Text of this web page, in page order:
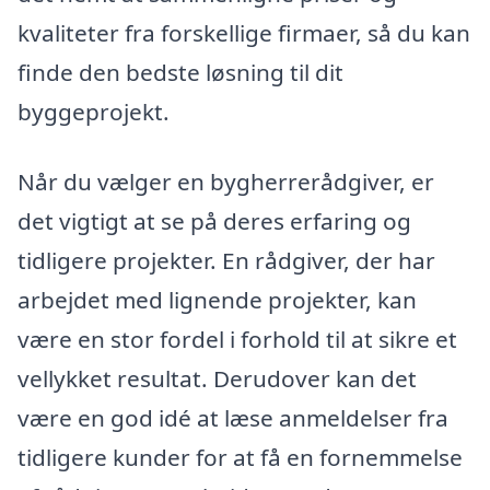
kvaliteter fra forskellige firmaer, så du kan
finde den bedste løsning til dit
byggeprojekt.
Når du vælger en bygherrerådgiver, er
det vigtigt at se på deres erfaring og
tidligere projekter. En rådgiver, der har
arbejdet med lignende projekter, kan
være en stor fordel i forhold til at sikre et
vellykket resultat. Derudover kan det
være en god idé at læse anmeldelser fra
tidligere kunder for at få en fornemmelse